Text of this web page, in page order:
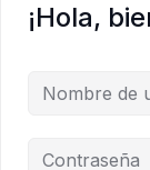
¡Hola,